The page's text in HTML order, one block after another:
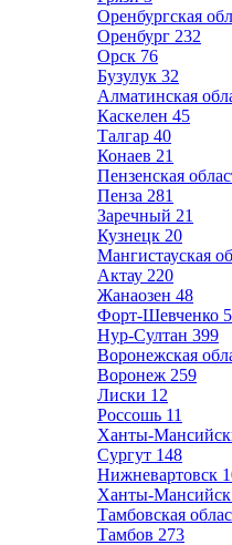
Оренбургская
Оренбург 232
Орск 76
Бузулук 32
Алматинская
Каскелен 45
Талгар 40
Конаев 21
Пензенская
Пенза 281
Заречный 21
Кузнецк 20
Мангистауская
Актау 220
Жанаозен 48
Форт-Шевченко 5
Нур-Султан 399
Воронежская
Воронеж 259
Лиски 12
Россошь 11
Ханты-
Сургут 148
Нижневартовск
Ханты-Мансийск
Тамбовская
Тамбов 273